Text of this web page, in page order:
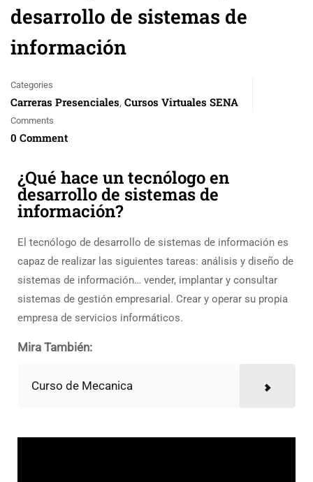
desarrollo de sistemas de
información
Categories
Carreras Presenciales, Cursos Virtuales SENA
Comments
0 Comment
¿Qué hace un tecnólogo en
desarrollo de sistemas de
información?
El tecnólogo de desarrollo de sistemas de información es
capaz de realizar las siguientes tareas: análisis y diseño de
sistemas de información… vender, implantar y consultar
sistemas de gestión empresarial. Crear y operar su propia
empresa de servicios informáticos.
Mira También:
Curso de Mecanica